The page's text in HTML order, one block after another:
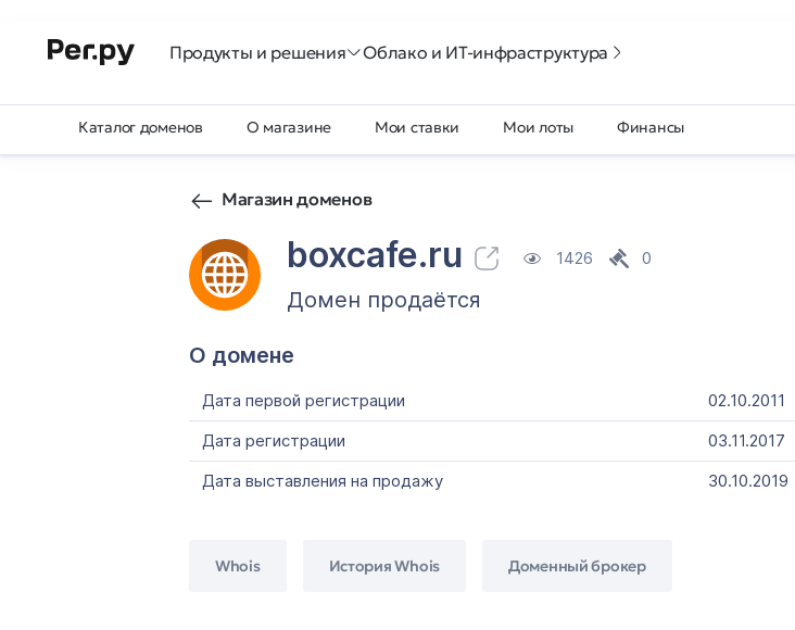
Продукты и решения Облако и ИТ-инфраструктура
Каталог доменов О магазине Мои ставки Мои лоты Финансы
Магазин доменов
boxcafe.ru 1426 0
Домен продаётся
О домене
Дата первой регистрации
02.10.2011
Дата регистрации
03.11.2017
Дата выставления на продажу
30.10.2019
Whois История Whois Доменный брокер